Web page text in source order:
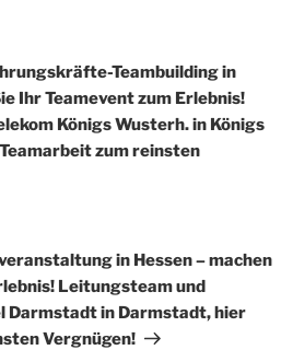
Teambuilding in
Ihr Teamevent zum Erlebnis!
Königs Wusterh. in Königs
zum reinsten
in Hessen – machen
Leitungsteam und
Darmstadt in Darmstadt, hier
Vergnügen!